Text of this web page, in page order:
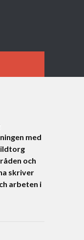
med
och
skriver
arbeten i